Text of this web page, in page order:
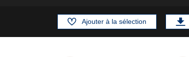
Ajouter à la sélection